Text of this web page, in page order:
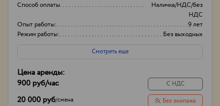
Способ оплаты
Наличка/НДС/без
НДС
Опыт работы:
9 лет
Режим работы:
Без выходных
Объем
20-30
Смотреть еще
Цена аренды:
900 руб/час
20 000 руб/смена
С НДС
Без экипажа